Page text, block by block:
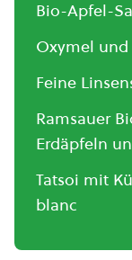
Bio-Apfel-
Oxymel
Feine
Ramsauer
Erdäpfeln
Tatsoi mit
blanc